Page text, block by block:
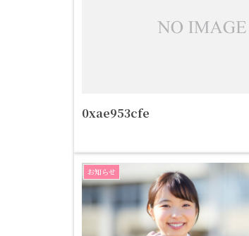
0xae953cfe
お知らせ